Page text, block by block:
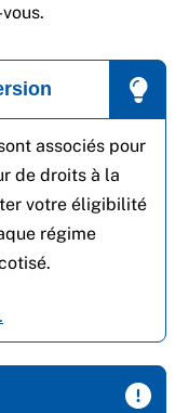
associés pour
de droits à la
votre éligibilité
régime